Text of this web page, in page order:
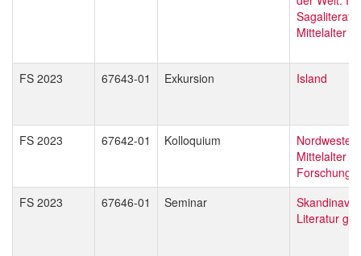
Mittelalter
FS 2023 67643-01 Exkursion Island
FS 2023 67642-01 Kolloquium
Mittelalter -
Forschung
FS 2023
67646-01 Seminar
Literatur